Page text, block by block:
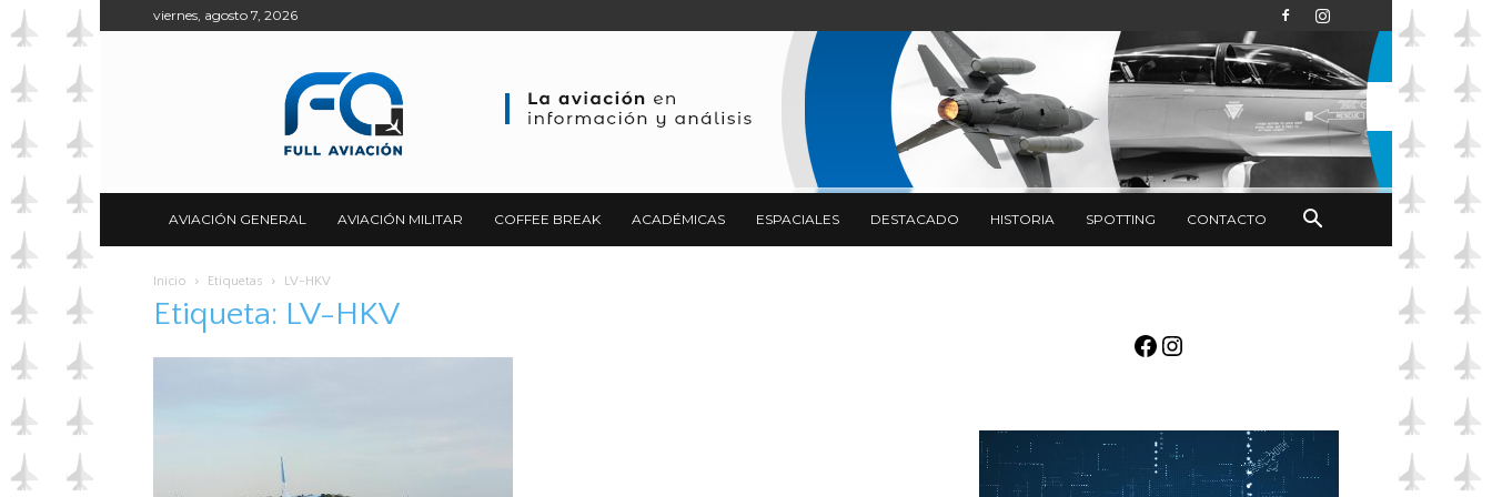
viernes, agosto 7, 2026
AVIACIÓN GENERAL AVIACIÓN MILITAR COFFEE BREAK ACADÉMICAS ESPACIALES DESTACADO HISTORIA SPOTTING CONTACTO
Inicio Etiquetas LV-HKV
Etiqueta: LV-HKV
Facebook
Instagram